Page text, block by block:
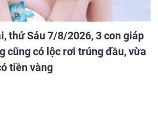
thứ Sáu 7/8/2026, 3 con giáp
cũng có lộc rơi trúng đầu, vừa
tiền vàng